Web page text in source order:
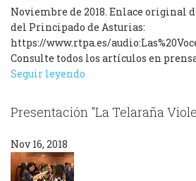
Noviembre de 2018. Enlace original
del Principado de Asturias:
https://www.rtpa.es/
Consulte todos los artículos en
Seguir leyendo
Presentación "La Telaraña
Nov 16, 2018